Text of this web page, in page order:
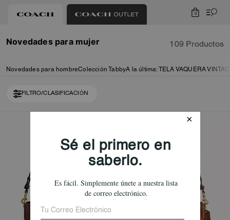
0
Novedades para mujer 109 Productos
Novedades para hombreColección TabbyA la última: TELA VAQUERA
FILTRO/CLASIFICACIÓN